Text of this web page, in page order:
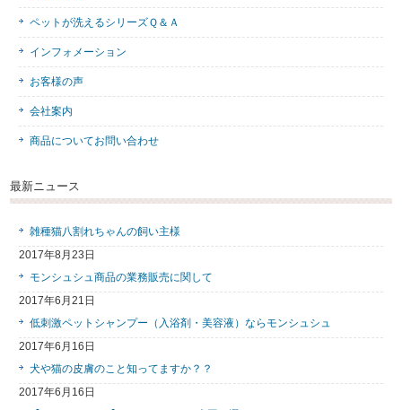
ペットが洗えるシリーズＱ＆Ａ
インフォメーション
お客様の声
会社案内
商品についてお問い合わせ
最新ニュース
雑種猫八割れちゃんの飼い主様
2017年8月23日
モンシュシュ商品の業務販売に関して
2017年6月21日
低刺激ペットシャンプー（入浴剤・美容液）ならモンシュシュ
2017年6月16日
犬や猫の皮膚のこと知ってますか？？
2017年6月16日